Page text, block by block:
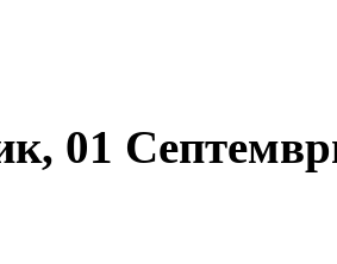
01